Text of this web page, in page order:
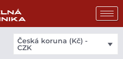
Česká koruna (Kč) -
CZK